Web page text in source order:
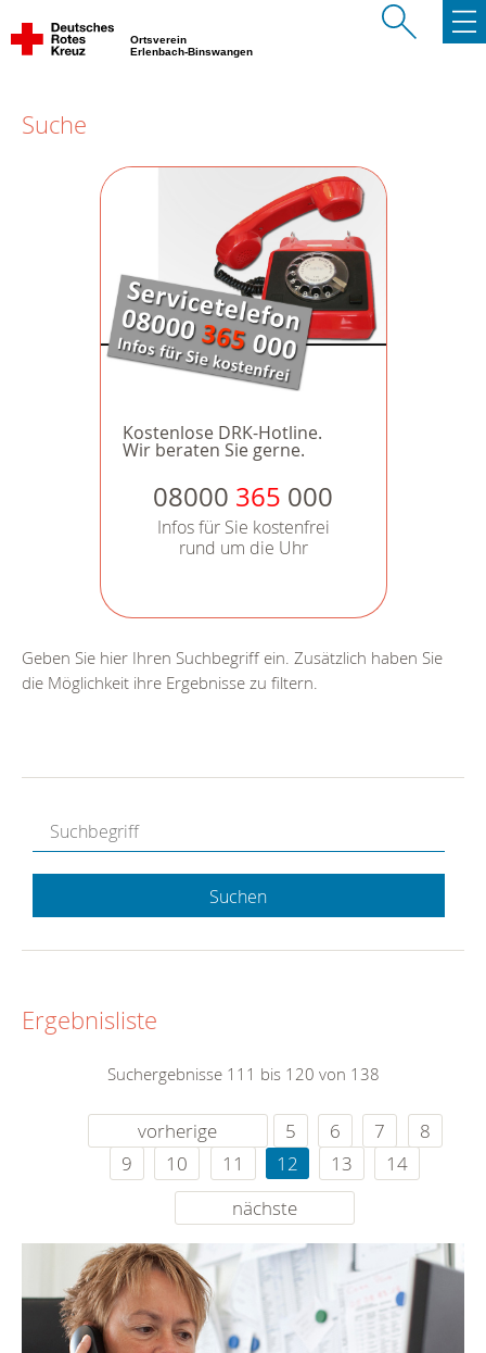
Ortsverein
Erlenbach-Binswangen
Suche
Kostenlose DRK-Hotline.
Wir beraten Sie gerne.
08000 365 000
Infos für Sie kostenfrei
rund um die Uhr
Geben Sie hier Ihren Suchbegriff ein. Zusätzlich haben Sie
die Möglichkeit ihre Ergebnisse zu filtern.
Suchen
Ergebnisliste
Suchergebnisse 111 bis 120 von 138
vorherige 5 6 7
8
9
10 11 12 13
14
nächste